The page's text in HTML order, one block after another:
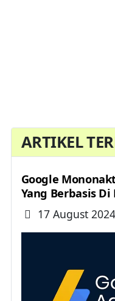
ARTIKEL
Google
Yang Berbasis Di
Details
17 August 2024